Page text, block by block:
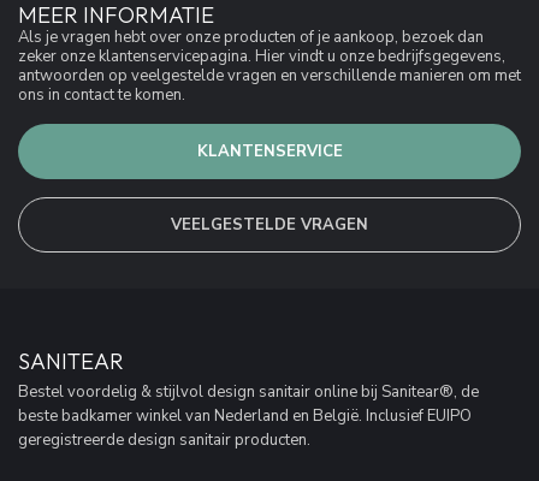
MEER INFORMATIE
Als je vragen hebt over onze producten of je aankoop, bezoek dan
zeker onze klantenservicepagina. Hier vindt u onze bedrijfsgegevens,
antwoorden op veelgestelde vragen en verschillende manieren om met
ons in contact te komen.
KLANTENSERVICE
VEELGESTELDE VRAGEN
SANITEAR
Bestel voordelig & stijlvol design sanitair online bij Sanitear®, de
beste badkamer winkel van Nederland en België. Inclusief EUIPO
geregistreerde design sanitair producten.